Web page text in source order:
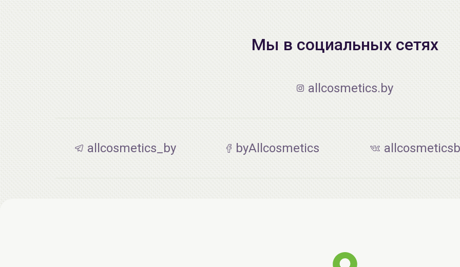
Мы в социальных сетях
allcosmetics.by
allcosmetics_by byAllcosmetics